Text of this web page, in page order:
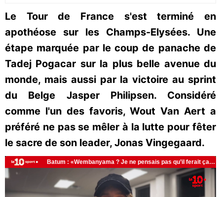
Le Tour de France s'est terminé en
apothéose sur les Champs-Elysées. Une
étape marquée par le coup de panache de
Tadej Pogacar sur la plus belle avenue du
monde, mais aussi par la victoire au sprint
du Belge Jasper Philipsen. Considéré
comme l'un des favoris, Wout Van Aert a
préféré ne pas se mêler à la lutte pour fêter
le sacre de son leader, Jonas Vingegaard.